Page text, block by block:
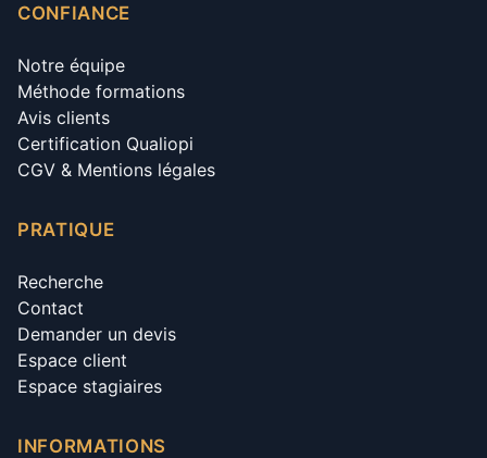
CONFIANCE
Notre équipe
Méthode formations
Avis clients
Certification Qualiopi
CGV & Mentions légales
PRATIQUE
Recherche
Contact
Demander un devis
Espace client
Espace stagiaires
INFORMATIONS